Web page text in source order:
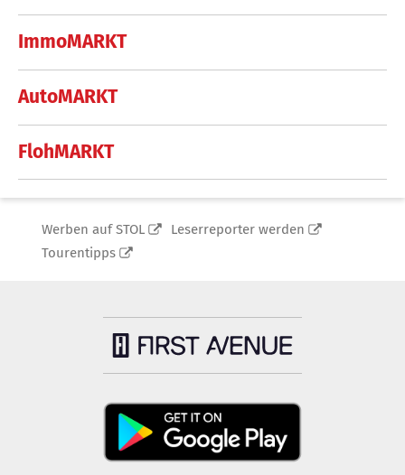
ImmoMARKT
AutoMARKT
FlohMARKT
Werben auf STOL
Leserreporter werden
Tourentipps